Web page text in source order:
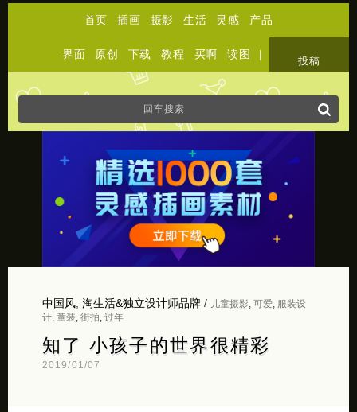
首页 插画 摄影 生活 灵感 产品
界面 原创 下载 教程 买啊 读图 |
投稿
中国风, 淘生活&独立设计师品牌/ 儿童摄影, 可爱,
服装设
计, 童装 街拍 过年
知了 小孩子的世界很精彩
2019/01/07